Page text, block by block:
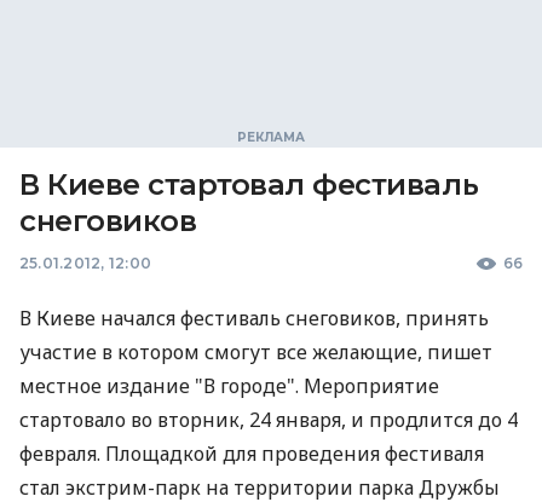
В Киеве стартовал фестиваль
снеговиков
25.01.2012, 12:00 66
В Киеве начался фестиваль снеговиков, принять
участие в котором смогут все желающие, пишет
местное издание "В городе". Мероприятие
стартовало во вторник, 24 января, и продлится до 4
февраля. Площадкой для проведения фестиваля
стал экстрим-парк на территории парка Дружбы